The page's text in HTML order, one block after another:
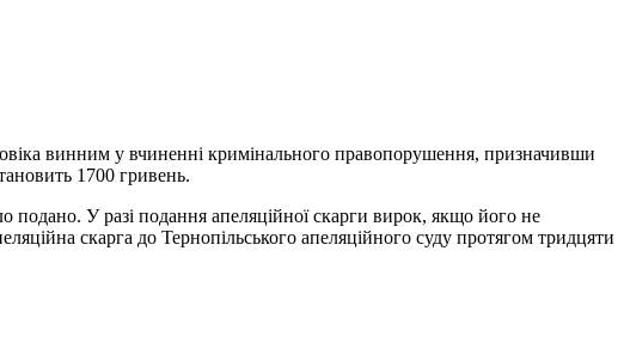
винним у вчиненні кримінального правопорушення, призначивши
1700 гривень.
подано. У разі подання апеляційної скарги вирок, якщо його не
скарга до Тернопільського апеляційного суду протягом тридцяти